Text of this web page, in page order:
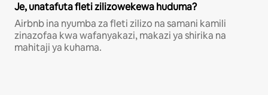
Je, unatafuta fleti zilizowekewa huduma?
Airbnb ina nyumba za fleti zilizo na samani kamili
zinazofaa kwa wafanyakazi, makazi ya shirika na
mahitaji ya kuhama.